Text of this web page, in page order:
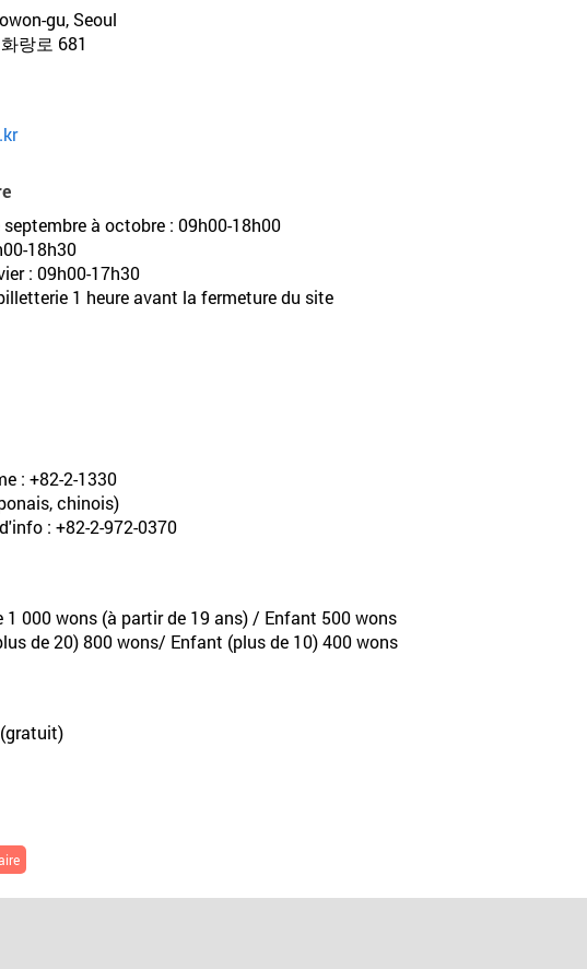
gu, Seoul
랑로 681
septembre à octobre : 09h00-18h00
18h30
: 09h00-17h30
1 heure avant la fermeture du site
: +82-2-1330
chinois)
: +82-2-972-0370
1 000 wons (à partir de 19 ans) / Enfant 500 wons
de 20) 800 wons/ Enfant (plus de 10) 400 wons